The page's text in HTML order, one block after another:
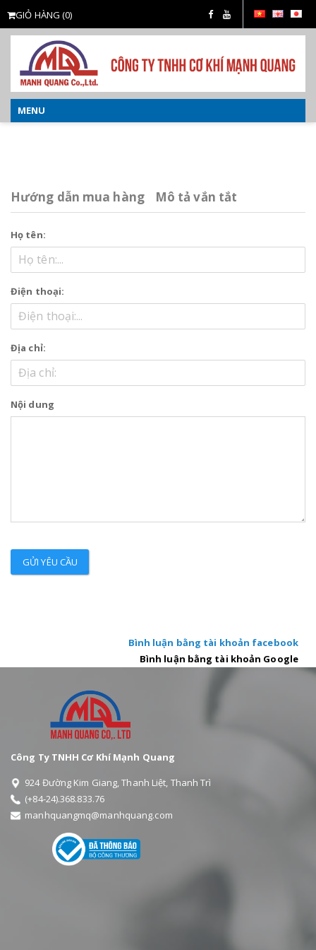
GIỎ HÀNG (0)
MENU
Hướng dẫn mua hàng Mô tả vắn tắt
Họ tên:
Điện thoại:
Địa chỉ:
Nội dung
GỬI YÊU CẦU
Bình luận bằng tài khoản facebook
Bình luận bằng tài khoản Google
Công Ty TNHH Cơ Khí Mạnh Quang
924 Đường Kim Giang, Thanh Liệt, Thanh Trì
(+84-24).368.833.76
manhquangmq@manhquang.com